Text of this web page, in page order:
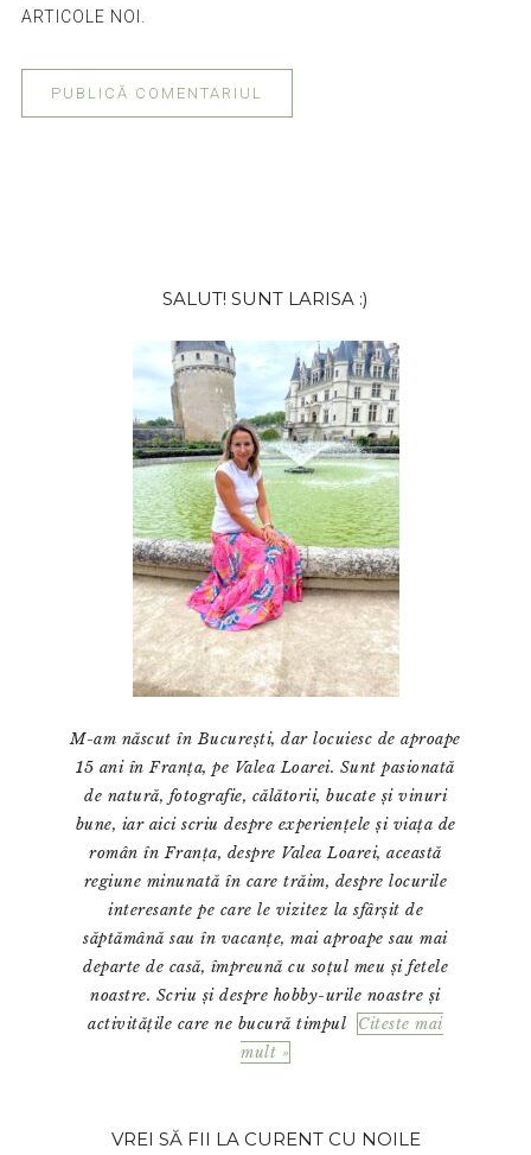
ARTICOLE NOI.
principală
SALUT! SUNT LARISA :)
M-am născut în București, dar locuiesc de aproape
15 ani în Franța, pe Valea Loarei. Sunt pasionată
de natură, fotografie, călătorii, bucate și vinuri
bune, iar aici scriu despre experiențele și viața de
român în Franța, despre Valea Loarei, această
regiune minunată în care trăim, despre locurile
interesante pe care le vizitez la sfârșit de
săptămână sau în vacanțe, mai aproape sau mai
departe de casă, împreună cu soțul meu și fetele
noastre. Scriu și despre hobby-urile noastre și
activitățile care ne bucură timpul
Citeste mai
mult »
VREI SĂ FII LA CURENT CU NOILE